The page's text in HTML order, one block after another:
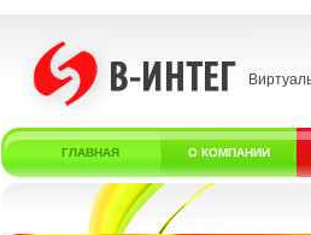
ГЛАВНАЯ О КОМПАНИИ